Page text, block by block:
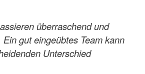
überraschend und
gut eingeübtes Team kann
Unterschied